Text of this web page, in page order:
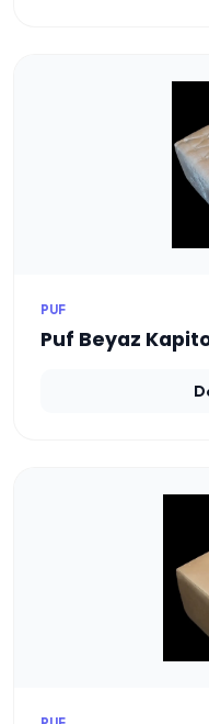
PUF
Puf Beyaz